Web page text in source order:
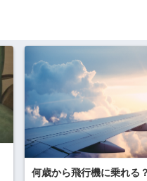
何歳から飛行機に乗れる